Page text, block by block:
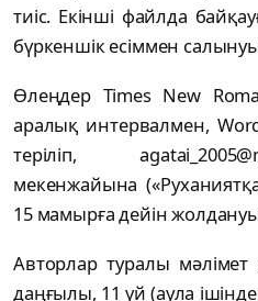
тиіс. Екінші файлда
бүркеншік есіммен
Өлеңдер Times New
аралық интервалмен,
теріліп,
мекенжайына
15 мамырға дейін жолдануы
Авторлар туралы
даңғылы, 11 үй (аула